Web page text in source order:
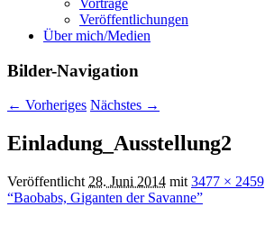
Vorträge
Veröffentlichungen
Über mich/Medien
Bilder-Navigation
← Vorheriges Nächstes →
Einladung_Ausstellung2
Veröffentlicht 28. Juni 2014 mit 3477 × 2459
“Baobabs, Giganten der Savanne”